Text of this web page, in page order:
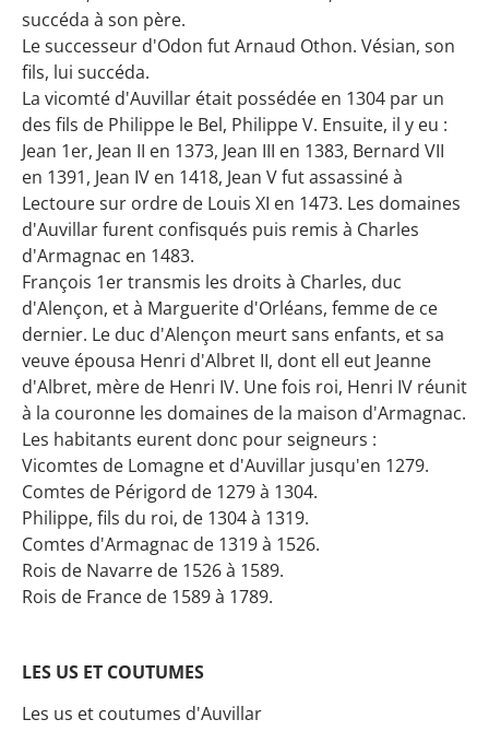
succéda à son père.
Le successeur d'Odon fut Arnaud Othon. Vésian, son
fils, lui succéda.
La vicomté d'Auvillar était possédée en 1304 par un
des fils de Philippe le Bel, Philippe V. Ensuite, il y eu :
Jean 1er, Jean II en 1373, Jean III en 1383, Bernard VII
en 1391, Jean IV en 1418, Jean V fut assassiné à
Lectoure sur ordre de Louis XI en 1473. Les domaines
d'Auvillar furent confisqués puis remis à Charles
d'Armagnac en 1483.
François 1er transmis les droits à Charles, duc
d'Alençon, et à Marguerite d'Orléans, femme de ce
dernier. Le duc d'Alençon meurt sans enfants, et sa
veuve épousa Henri d'Albret II, dont ell eut Jeanne
d'Albret, mère de Henri IV. Une fois roi, Henri IV réunit
à la couronne les domaines de la maison d'Armagnac.
Les habitants eurent donc pour seigneurs :
Vicomtes de Lomagne et d'Auvillar jusqu'en 1279.
Comtes de Périgord de 1279 à 1304.
Philippe, fils du roi, de 1304 à 1319.
Comtes d'Armagnac de 1319 à 1526.
Rois de Navarre de 1526 à 1589.
Rois de France de 1589 à 1789.
LES US ET COUTUMES
Les us et coutumes d'Auvillar